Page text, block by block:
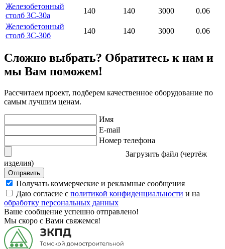
Железобетонный
столб 3С-30а
140 140 3000
0.06
Железобетонный
столб 3С-30б
140 140 3000 0.06
Сложно выбрать? Обратитесь к нам и
мы Вам поможем!
Рассчитаем проект, подберем качественное оборудование по
самым лучшим ценам.
Имя
E-mail
Номер телефона
Загрузить файл (чертёж
изделия)
Отправить
Получать коммерческие и рекламные сообщения
Даю согласие с политикой конфиденциальности и на
обработку персональных данных
Ваше сообщение успешно отправлено!
Мы скоро с Вами свяжемся!